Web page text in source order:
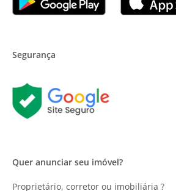
Segurança
Quer anunciar seu imóvel?
Proprietário, corretor ou imobiliária ?